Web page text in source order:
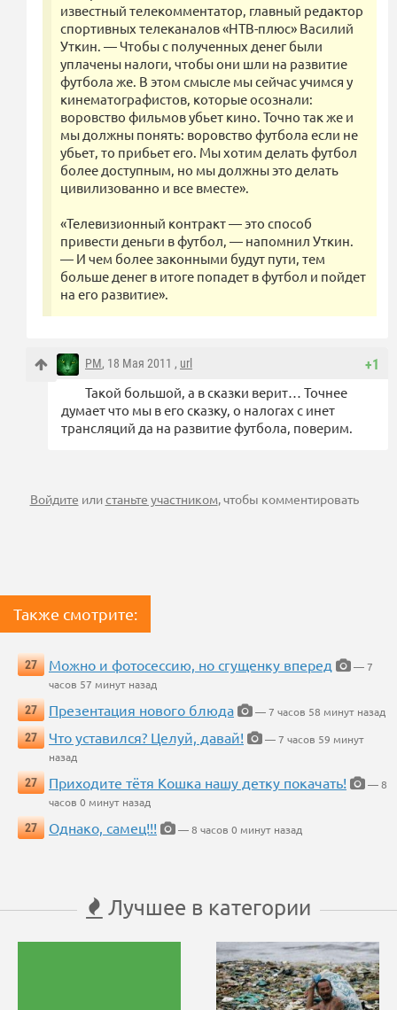
известный телекомментатор, главный редактор
спортивных телеканалов «НТВ-плюс» Василий
Уткин. — Чтобы с полученных денег были
уплачены налоги, чтобы они шли на развитие
футбола же. В этом смысле мы сейчас учимся у
кинематографистов, которые осознали:
воровство фильмов убьет кино. Точно так же и
мы должны понять: воровство футбола если не
убьет, то прибьет его. Мы хотим делать футбол
более доступным, но мы должны это делать
цивилизованно и все вместе».
«Телевизионный контракт — это способ
привести деньги в футбол, — напомнил Уткин.
— И чем более законными будут пути, тем
больше денег в итоге попадет в футбол и пойдет
на его развитие».
+1
PM, 18 Мая 2011 , url
Такой большой, а в сказки верит… Точнее
думает что мы в его сказку, о налогах с инет
трансляций да на развитие футбола, поверим.
Войдите илистаньте участником, чтобы комментировать
Также смотрите:
27 Можно и фотосессию, но сгущенку вперед
— 7
часов 57 минут назад
27
Презентация нового блюда
— 7 часов 58 минут назад
27
Что уставился? Целуй, давай!
— 7 часов 59 минут
назад
27
Приходите тётя Кошка нашу детку покачать!
— 8
часов 0 минут назад
27
Однако, самец!!! — 8 часов 0 минут назад
Лучшее в категории